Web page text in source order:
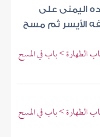
اليمنى على
الأيسر ثم مسح
الطهارة > باب في المسح
الطهارة > باب في المسح